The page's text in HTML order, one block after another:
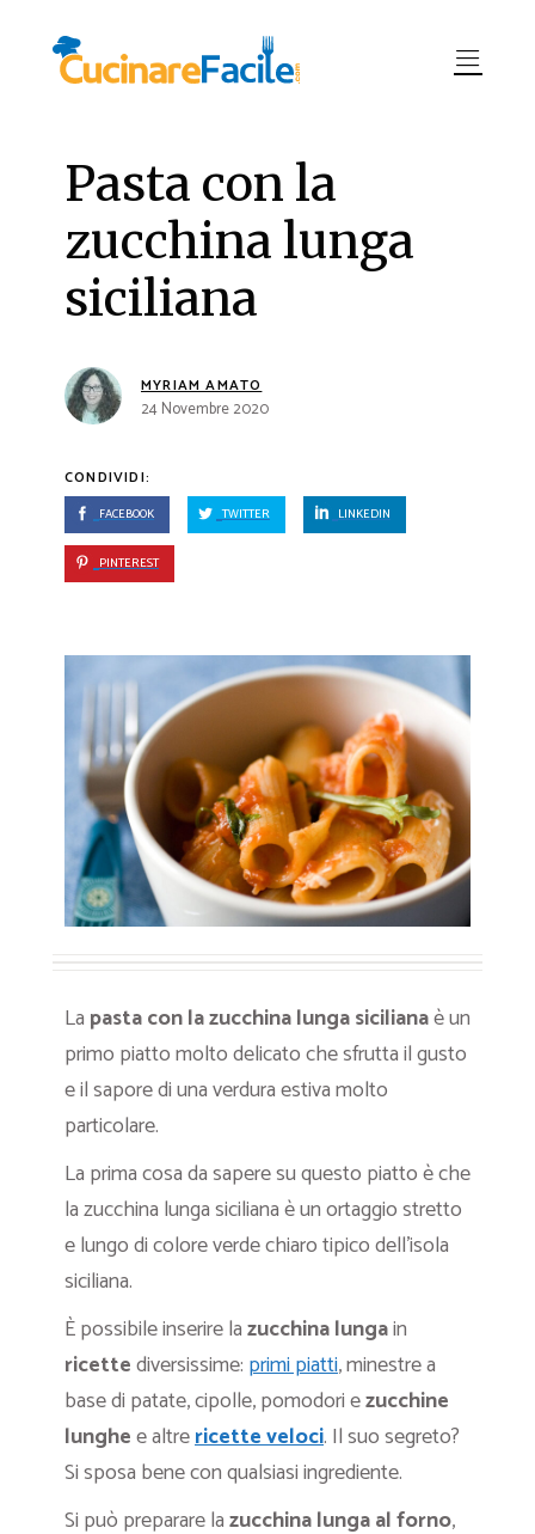
Pasta con la
zucchina lunga
siciliana
MYRIAM AMATO
24 Novembre 2020
CONDIVIDI:
FACEBOOK TWITTER LINKEDIN
PINTEREST
La pasta con la zucchina lunga sicilianaè un
primo piatto molto delicato che sfrutta il gusto
e il sapore di una verdura estiva molto
particolare.
La prima cosa da sapere su questo piatto è che
la zucchina lunga siciliana è un ortaggio stretto
e lungo di colore verde chiaro tipico dell’isola
siciliana.
È possibile inserire lazucchina lungain
ricettediversissime: primi piatti, minestre a
base di patate, cipolle, pomodori ezucchine
lunghee altrericette veloci. Il suo segreto?
Si sposa bene con qualsiasi ingrediente.
Si può preparare lazucchina lunga al forno,